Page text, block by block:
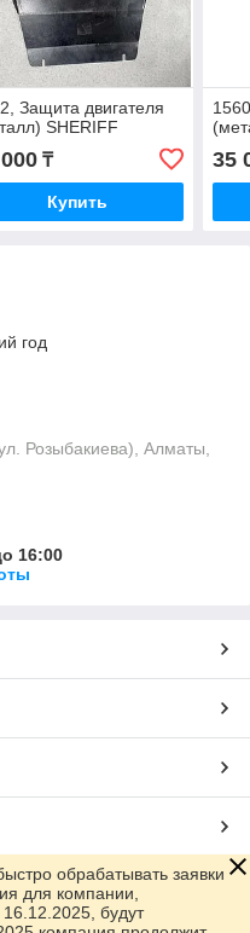
Защита двигателя
SHERIFF
₸
Купить
35
год
Розыбакиева), Алматы,
16:00
обрабатывать заявки
для компании,
будут